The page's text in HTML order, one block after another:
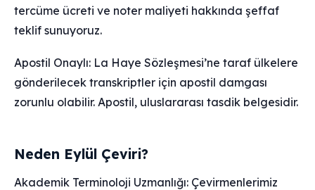
tercüme ücreti ve noter maliyeti hakkında şeffaf
teklif sunuyoruz.
Apostil Onaylı: La Haye Sözleşmesi’ne taraf ülkelere
gönderilecek transkriptler için apostil damgası
zorunlu olabilir. Apostil, uluslararası tasdik belgesidir.
Neden Eylül Çeviri?
Akademik Terminoloji Uzmanlığı: Çevirmenlerimiz